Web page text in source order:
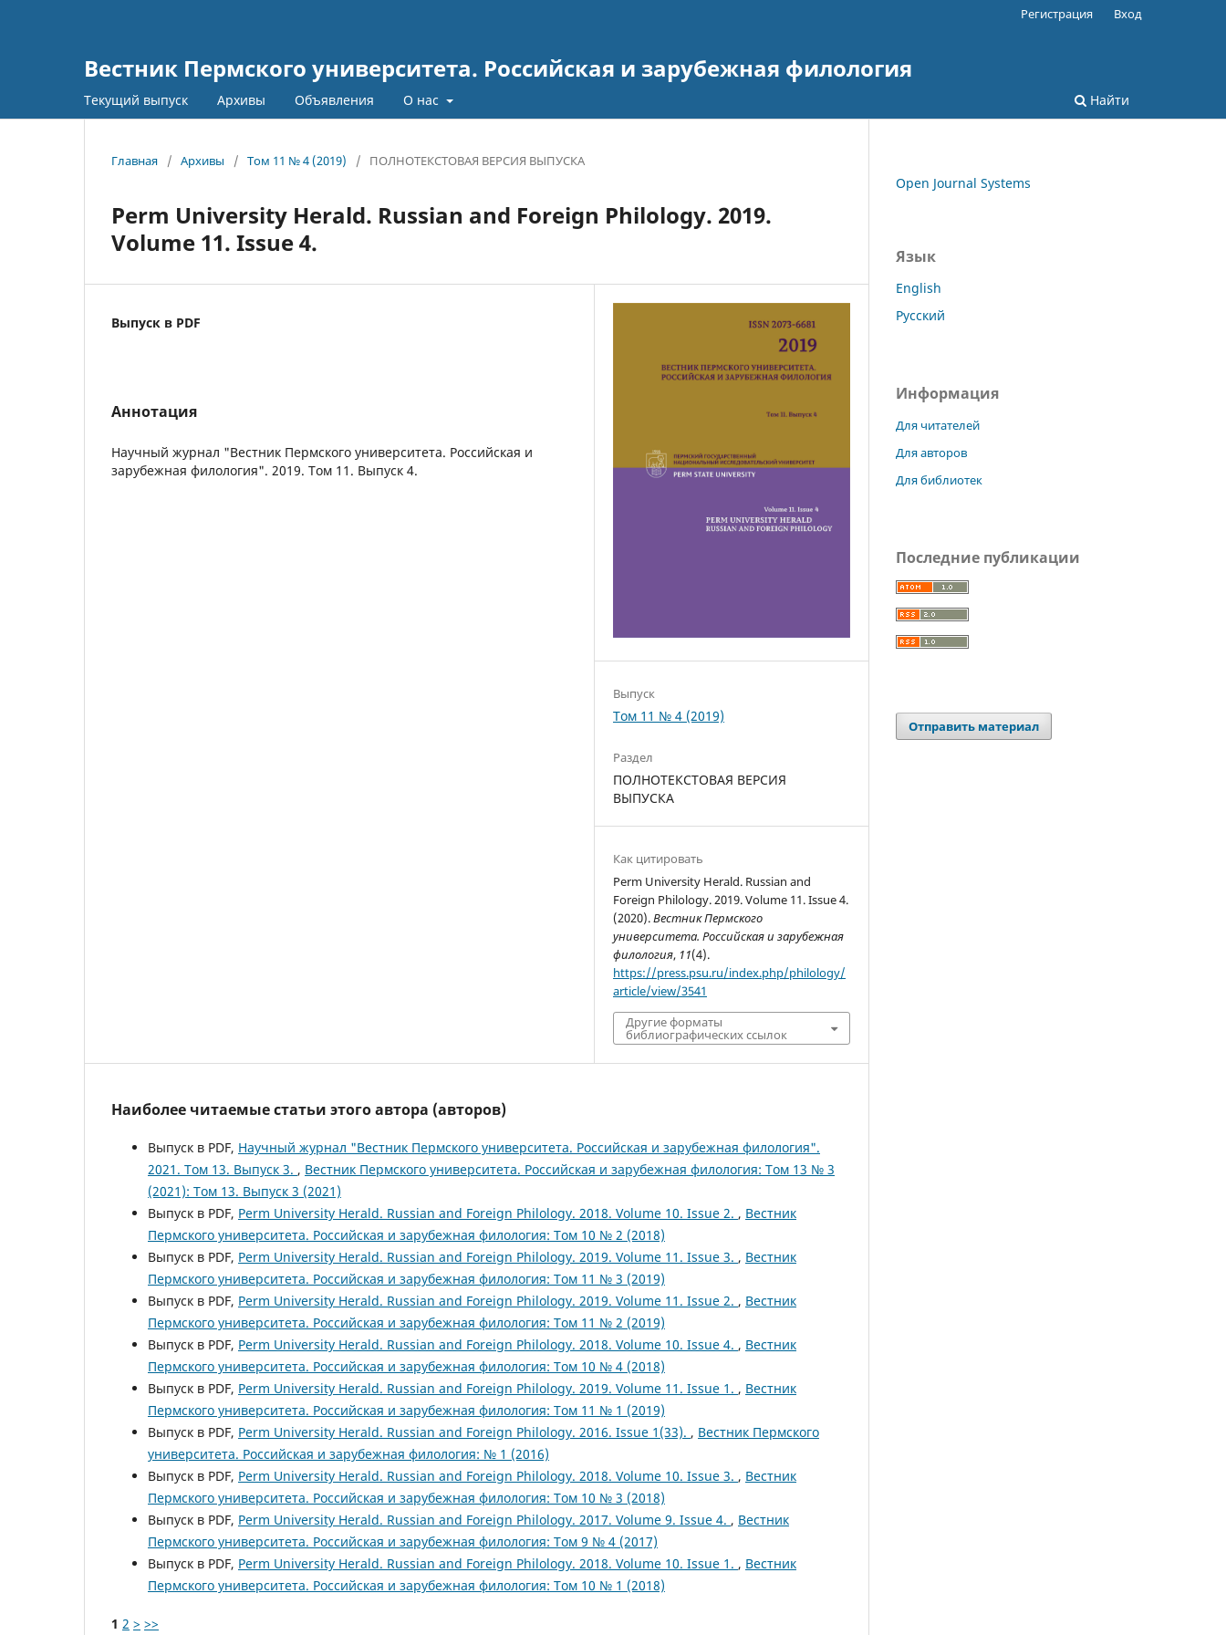
Вестник Пермского университета. Российская и зарубежная филология
Текущий выпуск Архивы Объявления О нас Найти
Регистрация Вход
Главная / Архивы / Том 11 № 4 (2019) / ПОЛНОТЕКСТОВАЯ ВЕРСИЯ ВЫПУСКА
Perm University Herald. Russian and Foreign Philology. 2019.
Volume 11. Issue 4.
Выпуск в PDF
Аннотация
Научный журнал "Вестник Пермского университета. Российская и
зарубежная филология". 2019. Том 11. Выпуск 4.
Выпуск
Том 11 № 4 (2019)
Раздел
ПОЛНОТЕКСТОВАЯ ВЕРСИЯ
ВЫПУСКА
Как цитировать
Perm University Herald. Russian and
Foreign Philology. 2019. Volume 11. Issue 4.
(2020).Вестник Пермского
университета. Российская и зарубежная
филология, 11(4).
https://press.psu.ru/index.php/philology/
article/view/3541
Другие форматы
библиографических ссылок
Наиболее читаемые статьи этого автора (авторов)
Выпуск в PDF, Научный журнал "Вестник Пермского университета. Российская и зарубежная филология".
2021. Том 13. Выпуск 3. , Вестник Пермского университета. Российская и зарубежная филология: Том 13 № 3
(2021): Том 13. Выпуск 3 (2021)
Выпуск в PDF, Perm University Herald. Russian and Foreign Philology. 2018. Volume 10. Issue 2. , Вестник
Пермского университета. Российская и зарубежная филология: Том 10 № 2 (2018)
Выпуск в PDF, Perm University Herald. Russian and Foreign Philology. 2019. Volume 11. Issue 3. , Вестник
Пермского университета. Российская и зарубежная филология: Том 11 № 3 (2019)
Выпуск в PDF, Perm University Herald. Russian and Foreign Philology. 2019. Volume 11. Issue 2. , Вестник
Пермского университета. Российская и зарубежная филология: Том 11 № 2 (2019)
Выпуск в PDF, Perm University Herald. Russian and Foreign Philology. 2018. Volume 10. Issue 4. , Вестник
Пермского университета. Российская и зарубежная филология: Том 10 № 4 (2018)
Выпуск в PDF, Perm University Herald. Russian and Foreign Philology. 2019. Volume 11. Issue 1. , Вестник
Пермского университета. Российская и зарубежная филология: Том 11 № 1 (2019)
Выпуск в PDF, Perm University Herald. Russian and Foreign Philology. 2016. Issue 1(33). , Вестник Пермского
университета. Российская и зарубежная филология: № 1 (2016)
Выпуск в PDF, Perm University Herald. Russian and Foreign Philology. 2018. Volume 10. Issue 3. , Вестник
Пермского университета. Российская и зарубежная филология: Том 10 № 3 (2018)
Выпуск в PDF, Perm University Herald. Russian and Foreign Philology. 2017. Volume 9. Issue 4. , Вестник
Пермского университета. Российская и зарубежная филология: Том 9 № 4 (2017)
Выпуск в PDF, Perm University Herald. Russian and Foreign Philology. 2018. Volume 10. Issue 1. , Вестник
Пермского университета. Российская и зарубежная филология: Том 10 № 1 (2018)
1 2 > >>
Open Journal Systems
Язык
English
Русский
Информация
Для читателей
Для авторов
Для библиотек
Последние публикации
Отправить материал